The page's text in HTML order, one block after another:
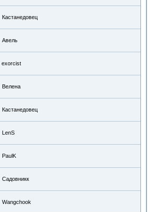
Кастанедовец
Авель
exorcist
Велена
Кастанедовец
LenS
PaulK
Садовникк
Wangchook